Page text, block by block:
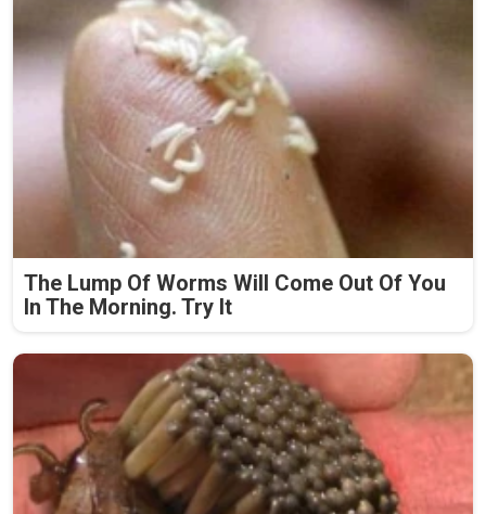
The Lump Of Worms Will Come Out Of You
In The Morning. Try It